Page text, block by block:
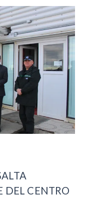
DEL CENTRO